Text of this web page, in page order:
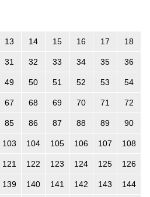
13 14 15 16 17 18
31 32 33 34 35 36
49 50 51 52 53 54
67 68 69 70 71 72
85 86 87 88 89 90
103 104 105 106 107 108
121 122 123 124 125 126
139 140 141 142 143 144